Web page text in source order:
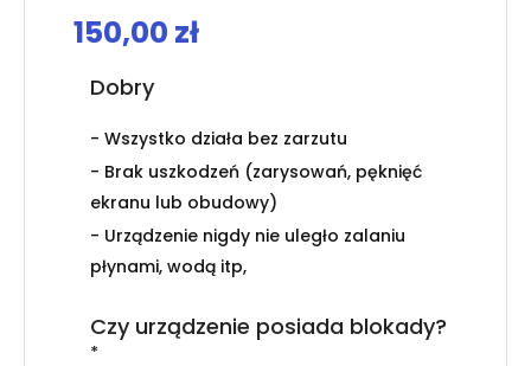
150,00 zł
Dobry
- Wszystko działa bez zarzutu
- Brak uszkodzeń (zarysowań, pęknięć
ekranu lub obudowy)
- Urządzenie nigdy nie uległo zalaniu
płynami, wodą itp,
Czy urządzenie posiada blokady?
*